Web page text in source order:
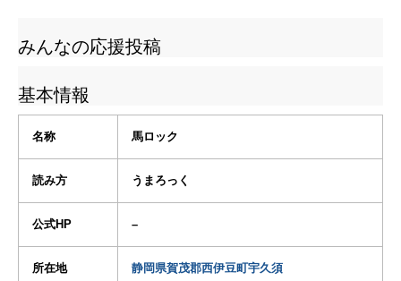
みんなの応援投稿
基本情報
名称 馬ロック
読み方 うまろっく
公式HP –
所在地 静岡県賀茂郡西伊豆町宇久須